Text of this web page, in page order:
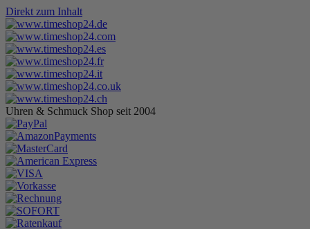
Direkt zum Inhalt
Uhren & Schmuck Shop seit 2004